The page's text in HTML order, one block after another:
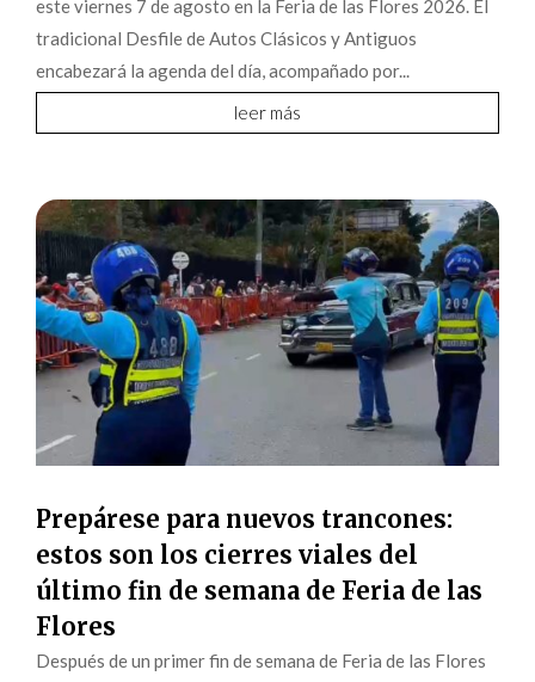
este viernes 7 de agosto en la Feria de las Flores 2026. El
tradicional Desfile de Autos Clásicos y Antiguos
encabezará la agenda del día, acompañado por...
leer más
Prepárese para nuevos trancones:
estos son los cierres viales del
último fin de semana de Feria de las
Flores
Después de un primer fin de semana de Feria de las Flores